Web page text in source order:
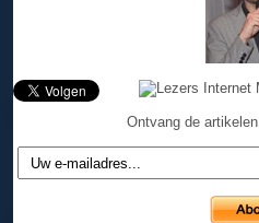
Ontvang de artikelen